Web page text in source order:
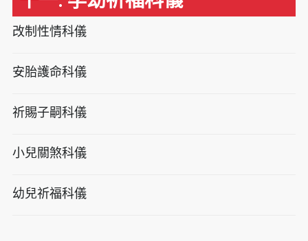
改制性情科儀
安胎護命科儀
祈賜子嗣科儀
小兒關煞科儀
幼兒祈福科儀